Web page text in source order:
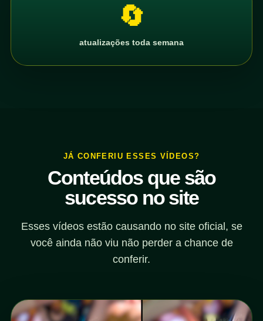
🔄
atualizações toda semana
JÁ CONFERIU ESSES VÍDEOS?
Conteúdos que são
sucesso no site
Esses vídeos estão causando no site oficial, se
você ainda não viu não perder a chance de
conferir.